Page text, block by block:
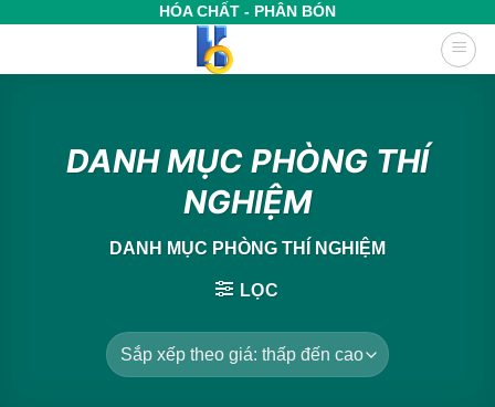
HÓA CHẤT - PHÂN BÓN
DANH MỤC PHÒNG THÍ
NGHIỆM
DANH MỤC PHÒNG THÍ NGHIỆM
LỌC